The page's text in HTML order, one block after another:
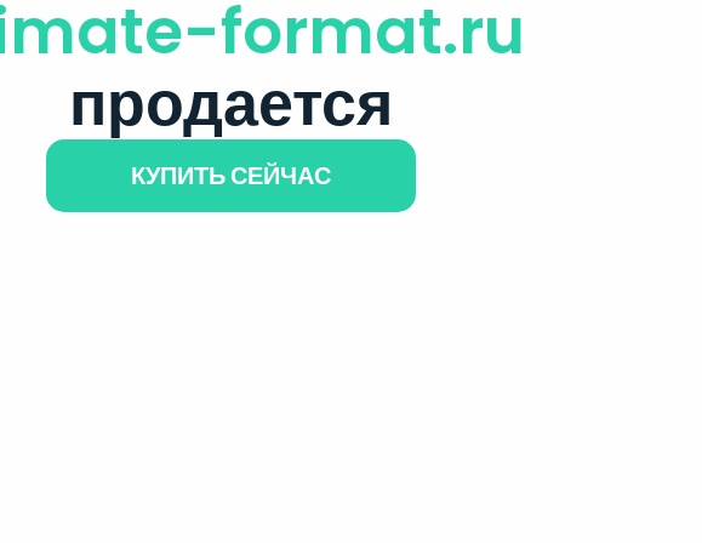
format.ru
продается
КУПИТЬ СЕЙЧАС